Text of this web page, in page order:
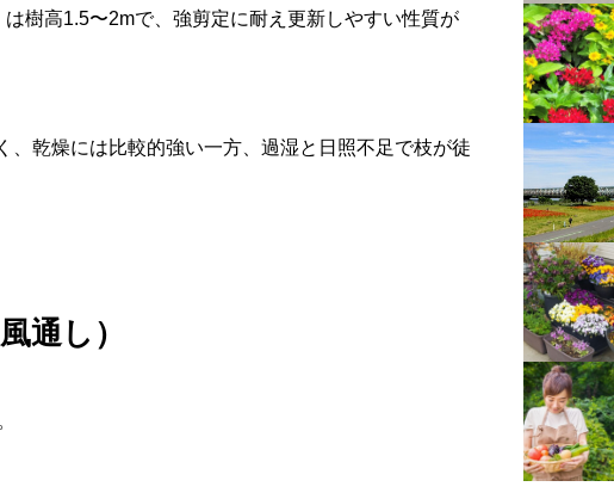
樹高1.5〜2mで、強剪定に耐え更新しやすい性質が
乾燥には比較的強い一方、過湿と日照不足で枝が徒
通し）